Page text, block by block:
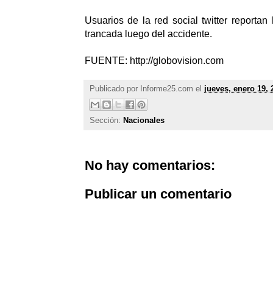
Usuarios de la red social twitter reportan
trancada luego del accidente.
FUENTE: http://globovision.com
Publicado por Informe25.com el jueves, enero 19,
Sección: Nacionales
No hay comentarios:
Publicar un comentario